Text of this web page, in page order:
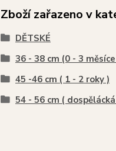
Zboží zařazeno v
DĚTSKÉ
36 - 38 cm (0 - 3
45 -46 cm ( 1 - 2 roky )
54 - 56 cm (